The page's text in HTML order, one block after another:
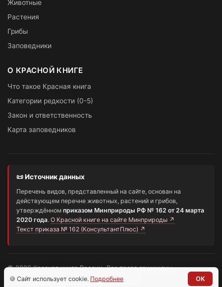
Животные
Растения
Грибы
Заповедники
О КРАСНОЙ КНИГЕ
Что такое Красная книга
Категории редкости (0-5)
Закон и ответственность
Карта заповедников
📜 Источник данных
Перечень видов, представленный на сайте, основан на
действующем перечне животных, растений и грибов,
утверждённом приказом Минприроды РФ № 162 от 24 марта
2020 года. О Красной книге на сайте Минприроды ↗
Текст приказа № 162 (КонсультантПлюс) ↗
© 2026 Красная книга России. Все права защищены.
Информационный портал о редких видах
🍪 Сайт использует cookie. Подробнее OK